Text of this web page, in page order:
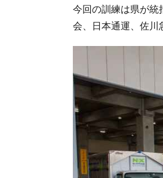
今回の訓練は県が統
会、日本通運、佐川